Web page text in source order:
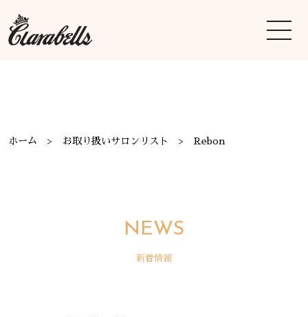
ホーム お取り扱いサロンリスト Rebon
NEWS
新着情報